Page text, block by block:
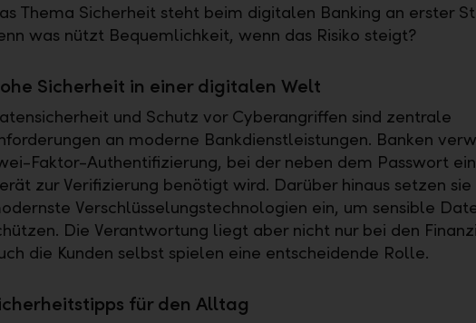
Thema Sicherheit steht beim digitalen Banking an erster
was nützt Bequemlichkeit, wenn das Risiko steigt?
Sicherheit in einer digitalen Welt
und Schutz vor Cyberangriffen sind zentrale
an moderne Bankdienstleistungen. Banken
Faktor-Authentifizierung, bei der neben dem Passwort
zur Verifizierung benötigt wird. Darüber hinaus setzen sie
Verschlüsselungstechnologien ein, um sensible
Die Verantwortung liegt aber nicht nur bei den
die Kunden selbst spielen eine entscheidende Rolle.
für den Alltag